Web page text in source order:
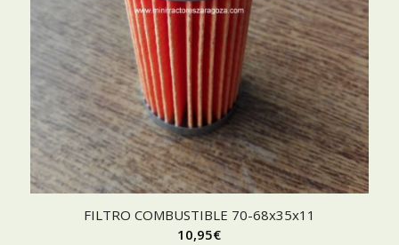
FILTRO COMBUSTIBLE 70-68x35x11
10,95€